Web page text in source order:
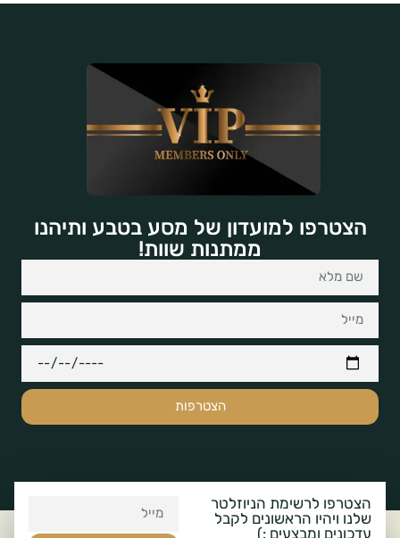
הצטרפו למועדון של מסע בטבע ותיהנו
ממתנות שוות!
הצטרפות
הצטרפו לרשימת הניוזלטר
שלנו ויהיו הראשונים לקבל
עדכונים ומבצעים :)